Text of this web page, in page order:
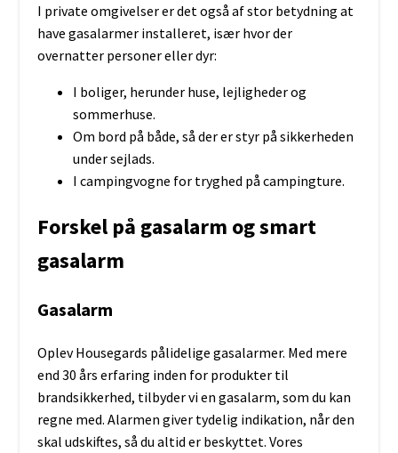
I private omgivelser er det også af stor betydning at
have gasalarmer installeret, især hvor der
overnatter personer eller dyr:
I boliger, herunder huse, lejligheder og
sommerhuse.
Om bord på både, så der er styr på sikkerheden
under sejlads.
I campingvogne for tryghed på campingture.
Forskel på gasalarm og smart
gasalarm
Gasalarm
Oplev Housegards pålidelige gasalarmer. Med mere
end 30 års erfaring inden for produkter til
brandsikkerhed, tilbyder vi en gasalarm, som du kan
regne med. Alarmen giver tydelig indikation, når den
skal udskiftes, så du altid er beskyttet. Vores